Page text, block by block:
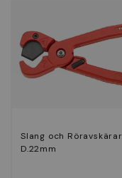
Slang och
D.22mm